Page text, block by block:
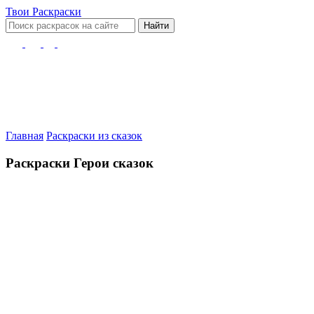
Твои Раскраски
Найти
Главная Раскраски из сказок
Раскраски Герои сказок